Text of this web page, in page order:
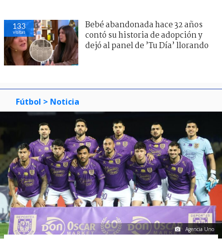
133
visitas
Bebé abandonada hace 32 años
contó su historia de adopción y
dejó al panel de ’Tu Día’ llorando
Fútbol > Noticia
Agencia Uno